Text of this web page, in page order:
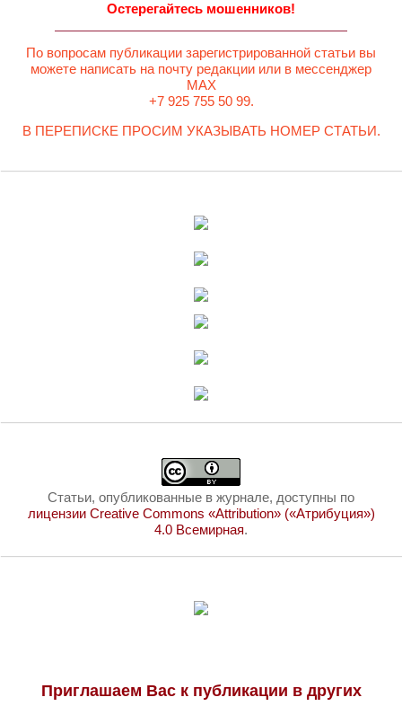
Остерегайтесь мошенников!
По вопросам публикации зарегистрированной статьи вы
можете написать на почту редакции или в мессенджер
MAX
+7 925 755 50 99.
В ПЕРЕПИСКЕ ПРОСИМ УКАЗЫВАТЬ НОМЕР СТАТЬИ.
Статьи, опубликованные в журнале, доступны по
лицензии Creative Commons «Attribution» («Атрибуция»)
4.0 Всемирная.
Приглашаем Вас к публикации в других